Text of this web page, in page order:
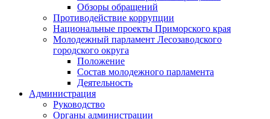
Обзоры обращений
Противодействие коррупции
Национальные проекты Приморского края
Молодежный парламент Лесозаводского
городского округа
Положение
Состав молодежного парламента
Деятельность
Администрация
Руководство
Органы администрации